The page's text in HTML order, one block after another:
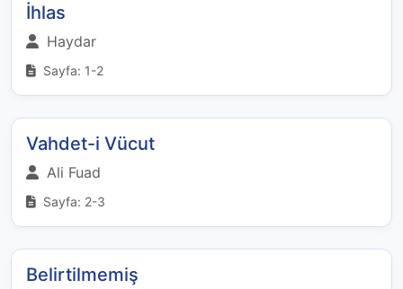
İhlas
Haydar
Sayfa: 1-2
Vahdet-i Vücut
Ali Fuad
Sayfa: 2-3
Belirtilmemiş